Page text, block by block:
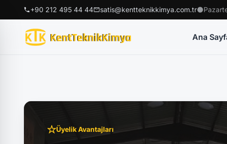
+90 212 495 44 44 satis@kentteknikkimya.com.tr
Ana
Üyelik Avantajları